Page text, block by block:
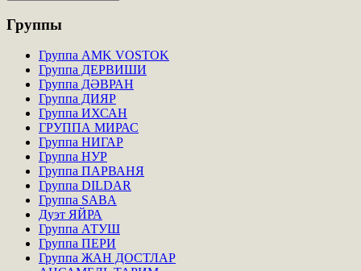
Группы
Группа AMK VOSTOK
Группа ДЕРВИШИ
Группа ДӘВРАН
Группа ДИЯР
Группа ИХСАН
ГРУППА МИРАС
Группа НИГАР
Группа НУР
Группа ПАРВАНЯ
Группа DILDAR
Группа SABA
Дуэт ЯЙРА
Группа АТУШ
Группа ПЕРИ
Группа ЖАН ДОСТЛАР